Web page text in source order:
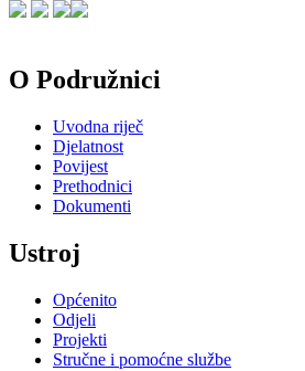
O Podružnici
Uvodna riječ
Djelatnost
Povijest
Prethodnici
Dokumenti
Ustroj
Općenito
Odjeli
Projekti
Stručne i pomoćne službe